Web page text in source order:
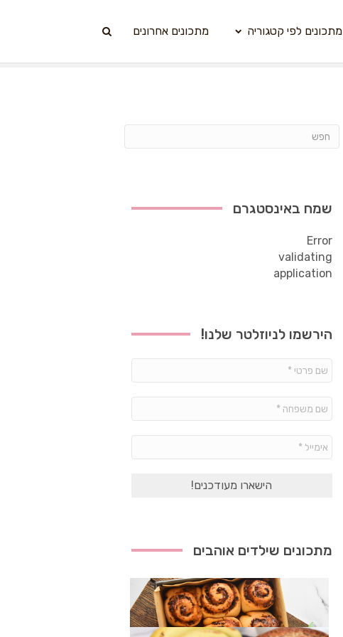
מתכונים לפי קטגוריה מתכונים אחרונים
שמח באינסטגרם
Error
validating
application
הירשמו לניוזלטר שלנו!
פרטי
משפחה
*
מתכונים שילדים אוהבים